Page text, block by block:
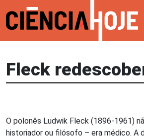
Fleck
O polonês Ludwik Fleck (1896-1961)
historiador ou filósofo – era médico. A